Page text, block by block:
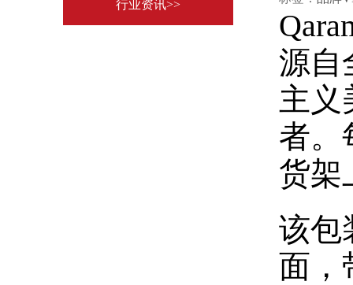
源自
主义
者。
货架
该包
面，
行业资讯>>